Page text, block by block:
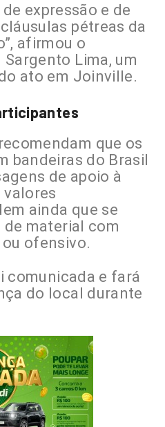
expressão e de
pétreas da
afirmou o
Lima, um
ato em Joinville.
que os
bandeiras do Brasil
de apoio à
valores
ainda que se
material com
ofensivo.
comunicada e fará
do local durante